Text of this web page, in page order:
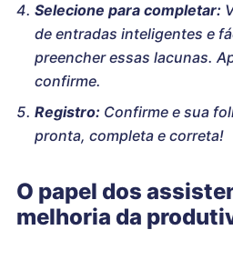
Selecione para completar:
de entradas inteligentes e
preencher essas lacunas.
confirme.
Registro: Confirme e sua
pronta, completa e correta!
O papel dos
melhoria da